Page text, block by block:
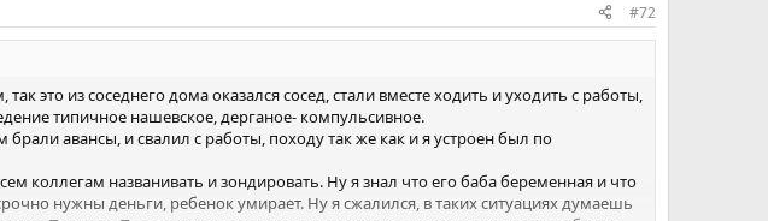
#72
это из соседнего дома оказался сосед, стали вместе ходить и уходить с работы,
типичное нашевское, дерганое- компульсивное.
авансы, и свалил с работы, походу так же как и я устроен был по
коллегам названивать и зондировать. Ну я знал что его баба беременная и что
нужны деньги, ребенок умирает. Ну я сжалился, в таких ситуациях думаешь